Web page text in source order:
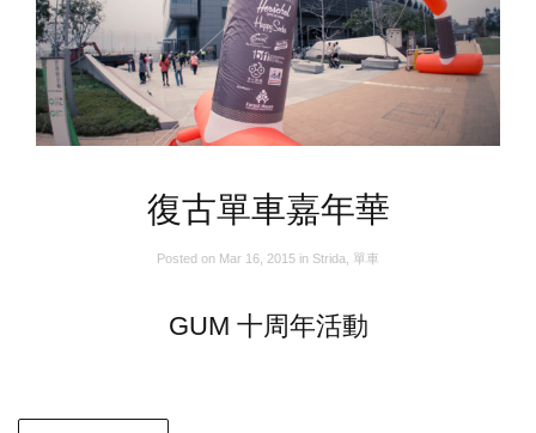
復古單車嘉年華
Posted on Mar 16, 2015 in Strida 單車
GUM 十周年活動